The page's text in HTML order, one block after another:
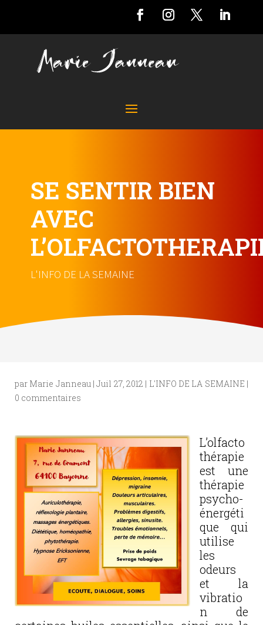
SE SENTIR BIEN
AVEC
L'INFO DE LA SEMAINE
par Marie Janneau|Juil 27, 2012 | L'INFO DE LA SEMAINE |
0 commentaires
L’olfacto
thérapie
est une
thérapie
psycho-
énergéti
que qui
utilise
les
odeurs
et la
vibratio
n de